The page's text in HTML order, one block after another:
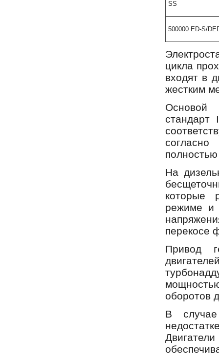
SS
500000 ED-S/
цикла
входят в
жестким
Основой
стандарт
На
которые
режиме и
перекосе
Привод
оборотов
В